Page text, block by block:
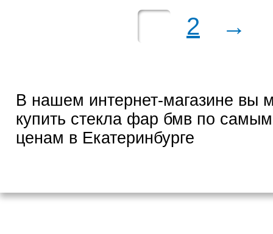
2 →
В нашем интернет-магазине вы
купить стекла фар бмв по
ценам в Екатеринбурге